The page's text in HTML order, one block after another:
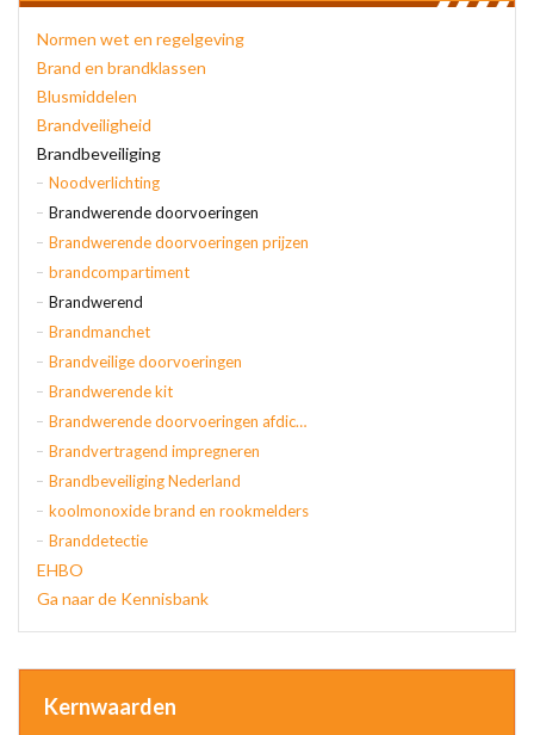
Normen wet en regelgeving
Brand en brandklassen
Blusmiddelen
Brandveiligheid
Brandbeveiliging
Noodverlichting
Brandwerende doorvoeringen
Brandwerende doorvoeringen prijzen
brandcompartiment
Brandwerend
Brandmanchet
Brandveilige doorvoeringen
Brandwerende kit
Brandwerende doorvoeringen afdichten
Brandvertragend impregneren
Brandbeveiliging Nederland
koolmonoxide brand en rookmelders
Branddetectie
EHBO
Ga naar de Kennisbank
Kernwaarden